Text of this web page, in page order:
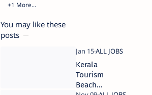
You may like these
posts
Kerala
Tourism
Beach